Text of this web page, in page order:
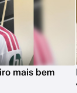
mais bem